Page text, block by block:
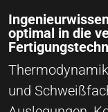
optimal in die
und